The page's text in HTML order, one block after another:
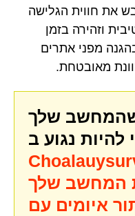
את חווית הגלישה
וזהירה בזמן
מפני אתרים
מאובטחת.
שלך
המחשב שלך